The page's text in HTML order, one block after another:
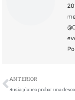
Ant
ANTERIOR